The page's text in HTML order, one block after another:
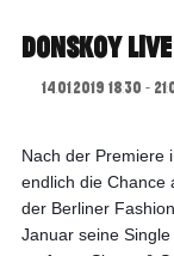
DONSKOY
14.01.2019 18:30 -
Nach der Premiere
endlich die Chance
der Berliner
Januar seine Single